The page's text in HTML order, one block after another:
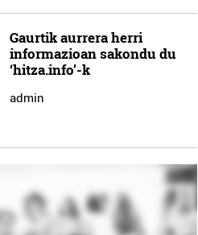
Gaurtik aurrera herri
informazioan sakondu du
‘hitza.info’-k
admin